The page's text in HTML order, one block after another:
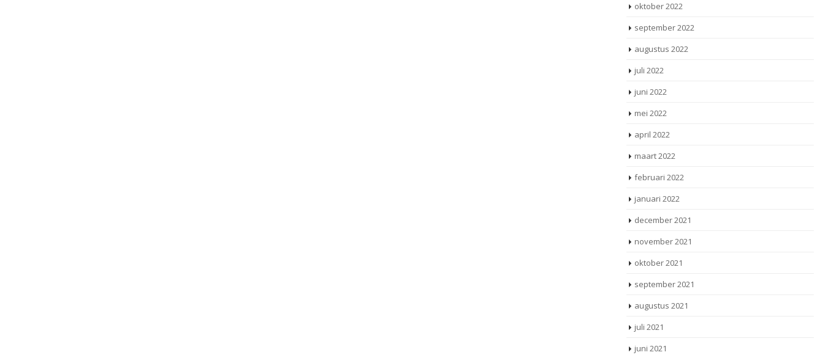
oktober 2022
september 2022
augustus 2022
juli 2022
juni 2022
mei 2022
april 2022
maart 2022
februari 2022
januari 2022
december 2021
november 2021
oktober 2021
september 2021
augustus 2021
juli 2021
juni 2021